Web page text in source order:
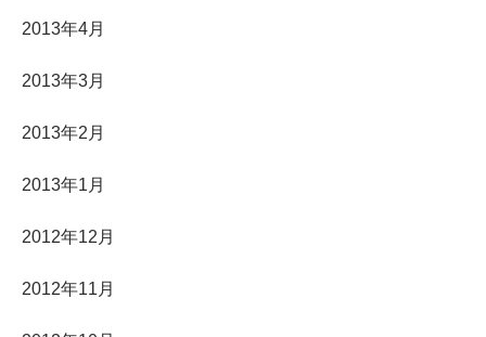
2013年4月
2013年3月
2013年2月
2013年1月
2012年12月
2012年11月